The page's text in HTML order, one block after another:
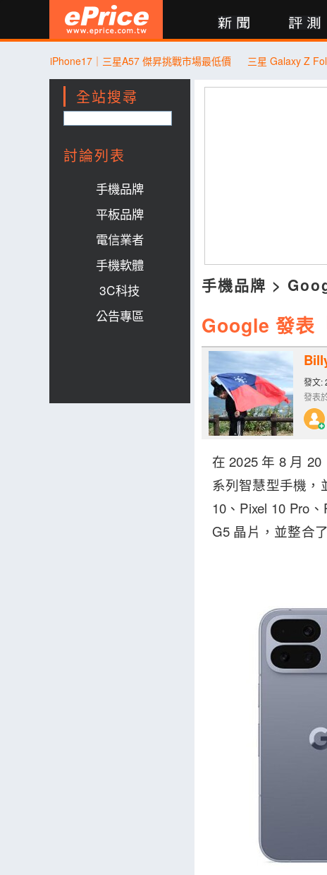
評測 討論 產品 買賣 商城 登入
iPhone17｜三星A57 傑昇挑戰市場最低價
全站搜尋
討論列表
手機品牌
平板品牌
電信業者
手機軟體
3C科技
公告專區
手機品牌 >
Google 發表
發文:
發表
在 2025 年 8 月
系列智慧型手機，
10、Pixel 10 Pro
G5 晶片，並整合